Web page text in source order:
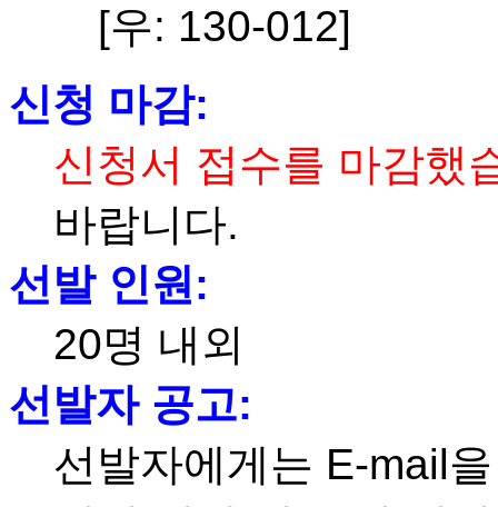
[우: 130-012]
신청 마감:
신청서 접수를 마감했
바랍니다.
선발 인원:
20명 내외
선발자 공고:
선발자에게는 E-mail